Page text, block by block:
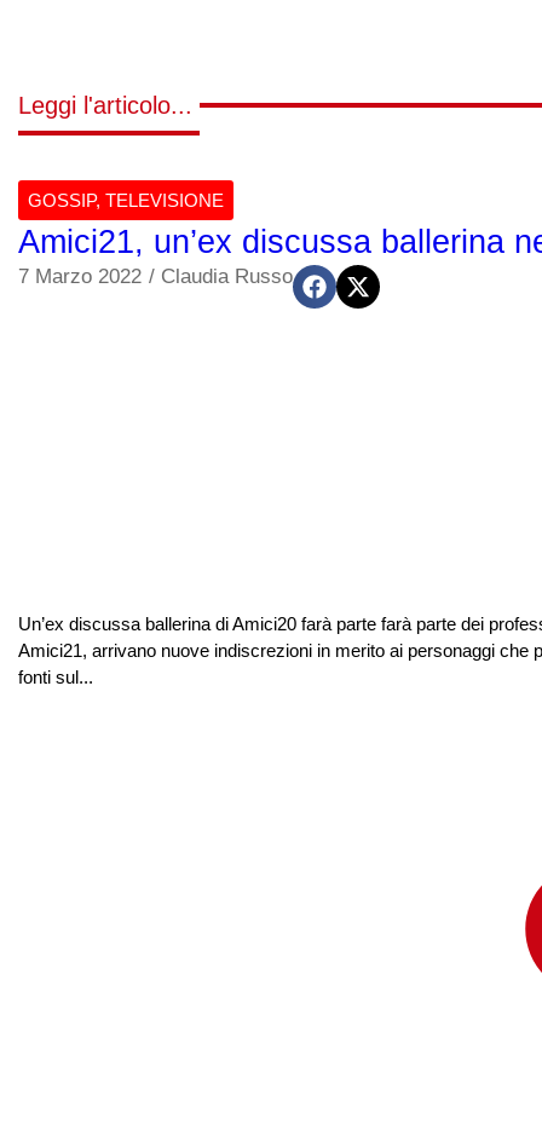
Leggi l'articolo...
GOSSIP, TELEVISIONE
Amici21, un’ex discussa ballerina
7 Marzo 2022 / Claudia Russo
Un’ex discussa ballerina di Amici20 farà parte farà parte dei
Amici21, arrivano nuove indiscrezioni in merito ai personaggi
fonti sul...